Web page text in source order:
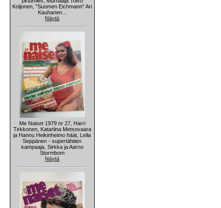
Koljonen, "Suomen Eichmann" Ari
Kauhanen...
Näytä
Me Naiset 1979 nr 27, Harri
Tirkkonen, Katariina Metsovaara
ja Hannu Heikinheimo häät, Leila
Seppänen - supertähtien
kampaaja, Sirkka ja Aarno
Stormbom
Näytä